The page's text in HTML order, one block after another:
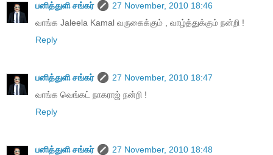
பனித்துளி சங்கர்
27 November, 2010 18:46
வாங்க Jaleela Kamal வருகைக்கும் , வாழ்த்துக்கும் நன்றி !
Reply
பனித்துளி சங்கர்
27 November, 2010 18:47
வாங்க வெங்கட் நாகராஜ் நன்றி !
Reply
பனித்துளி சங்கர்
27 November, 2010 18:48